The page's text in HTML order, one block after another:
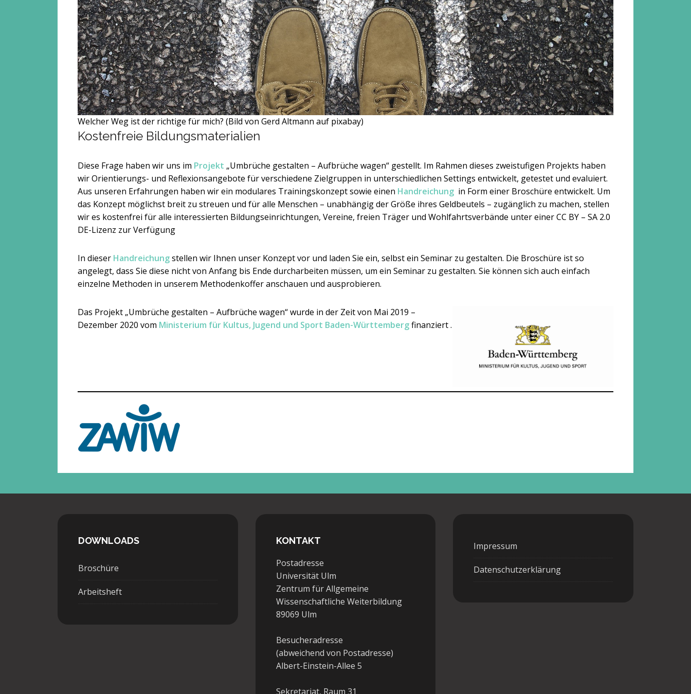
Welcher Weg ist der richtige für mich? (Bild von Gerd Altmann auf pixabay)
Kostenfreie Bildungsmaterialien
Diese Frage haben wir uns im Projekt „Umbrüche gestalten – Aufbrüche wagen“ gestellt. Im Rahmen dieses zweistufigen Projekts haben
wir Orientierungs- und Reflexionsangebote für verschiedene Zielgruppen in unterschiedlichen Settings entwickelt, getestet und evaluiert.
Aus unseren Erfahrungen haben wir ein modulares Trainingskonzept sowie einen Handreichung in Form einer Broschüre entwickelt. Um
das Konzept möglichst breit zu streuen und für alle Menschen – unabhängig der Größe ihres Geldbeutels – zugänglich zu machen, stellen
wir es kostenfrei für alle interessierten Bildungseinrichtungen, Vereine, freien Träger und Wohlfahrtsverbände unter einer CC BY – SA 2.0
DE-Lizenz zur Verfügung
In dieser Handreichungstellen wir Ihnen unser Konzept vor und laden Sie ein, selbst ein Seminar zu gestalten. Die Broschüre ist so
angelegt, dass Sie diese nicht von Anfang bis Ende durcharbeiten müssen, um ein Seminar zu gestalten. Sie können sich auch einfach
einzelne Methoden in unserem Methodenkoffer anschauen und ausprobieren.
Das Projekt „Umbrüche gestalten – Aufbrüche wagen“ wurde in der Zeit von Mai 2019 –
Dezember 2020 vom Ministerium für Kultus, Jugend und Sport Baden-Württembergfinanziert .
DOWNLOADS
Broschüre
Arbeitsheft
KONTAKT
Postadresse
Universität Ulm
Zentrum für Allgemeine
Wissenschaftliche Weiterbildung
89069 Ulm
Besucheradresse
(abweichend von Postadresse)
Albert-Einstein-Allee 5
Sekretariat, Raum 31
Impressum
Datenschutzerklärung